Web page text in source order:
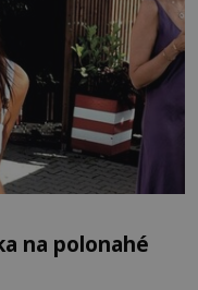
na polonahé